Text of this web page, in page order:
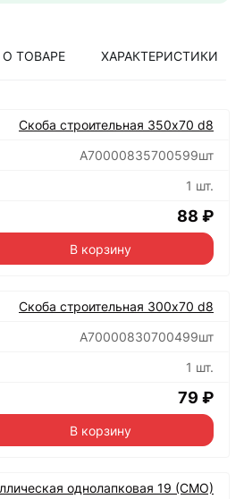
О ТОВАРЕ ХАРАКТЕРИСТИКИ
Скоба строительная 350х70 d8
А70000835700599шт
1 шт.
88 ₽
В корзину
Скоба строительная 300х70 d8
А70000830700499шт
1 шт.
79 ₽
В корзину
однолапковая 19 (СМО)